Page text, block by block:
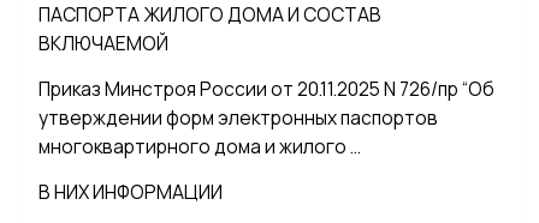
ПАСПОРТА ЖИЛОГО ДОМА И СОСТАВ
ВКЛЮЧАЕМОЙ
Приказ Минстроя России от 20.11.2025 N 726/пр “Об
утверждении форм электронных паспортов
многоквартирного дома и жилого …
В НИХ ИНФОРМАЦИИ